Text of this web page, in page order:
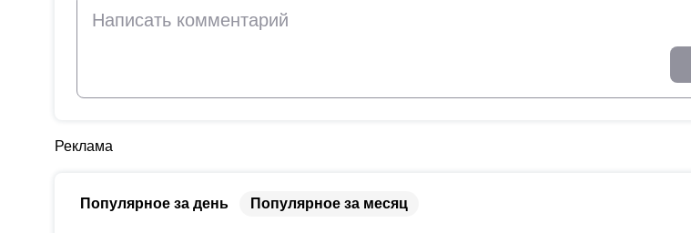
Реклама
Популярное за день Популярное за месяц